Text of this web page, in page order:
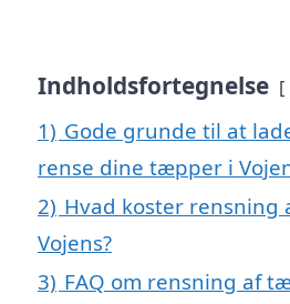
Indholdsfortegnelse
1) Gode grunde til at
rense dine tæpper i
2) Hvad koster
Vojens?
3) FAQ om rensning af